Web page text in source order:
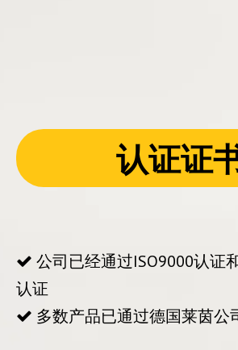
认证证
 公司已经通过ISO9000认证
认证
 多数产品已通过德国莱茵公